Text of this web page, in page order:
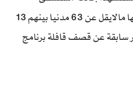
الضعين التي راح ضحيتها مالايقل عن 63 مدنيا بينهم 13
سابقة عن قصف قافلة برنامج